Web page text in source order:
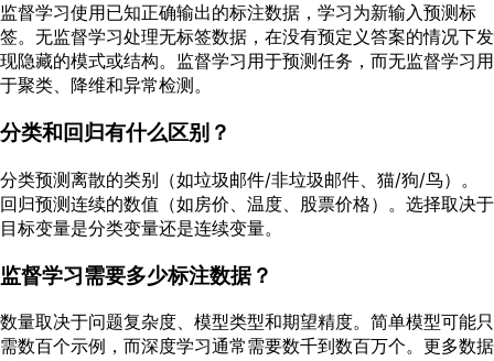
监督学习使用已知正确输出的标注数据，学习为新输入预测标
签。无监督学习处理无标签数据，在没有预定义答案的情况下发
现隐藏的模式或结构。监督学习用于预测任务，而无监督学习用
于聚类、降维和异常检测。
分类和回归有什么区别？
分类预测离散的类别（如垃圾邮件/非垃圾邮件、猫/狗/鸟）。
回归预测连续的数值（如房价、温度、股票价格）。选择取决于
目标变量是分类变量还是连续变量。
监督学习需要多少标注数据？
数量取决于问题复杂度、模型类型和期望精度。简单模型可能只
需数百个示例，而深度学习通常需要数千到数百万个。更多数据